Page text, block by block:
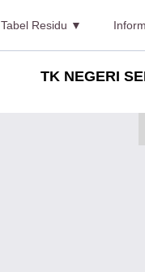
Tabel Residu ▼
TK NEGERI